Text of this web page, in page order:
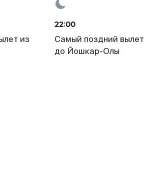
из
22:00
Самый поздний вылет
до Йошкар-Олы